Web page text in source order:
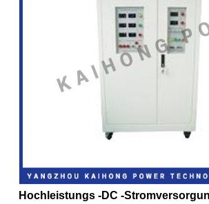
Hochleistungs -DC -